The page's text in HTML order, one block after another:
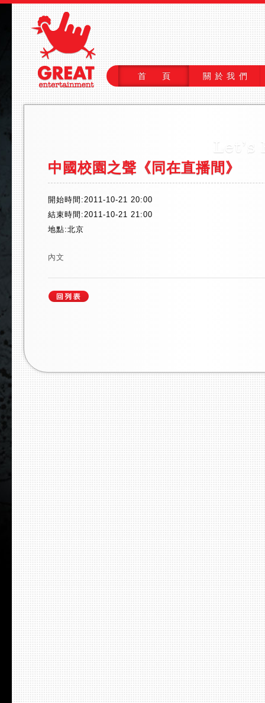
首 頁 關於我們
中國校園之聲《同在直播間》
開始時間:2011-10-21 20:00
結束時間:2011-10-21 21:00
地點:北京
內文